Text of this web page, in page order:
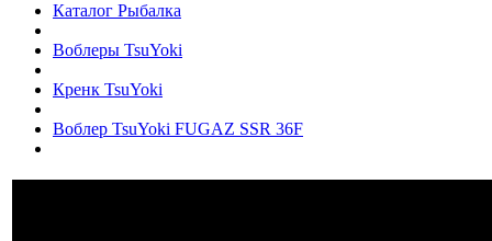
Каталог Рыбалка
Воблеры TsuYoki
Кренк TsuYoki
Воблер TsuYoki FUGAZ SSR 36F